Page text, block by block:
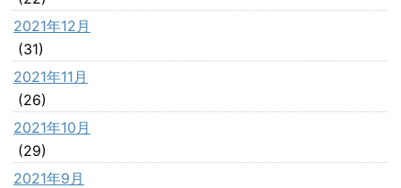
2021年12月
(31)
2021年11月
(26)
2021年10月
(29)
2021年9月